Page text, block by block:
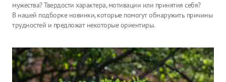
мужества? Твердости характера, мотивации или принятия себя?
В нашей подборке новинки, которые помогут обнаружить причины
трудностей и предложат некоторые ориентиры.